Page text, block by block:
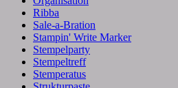
Ribba
Sale-a-Bration
Stampin' Write Marker
Stempelparty
Stempeltreff
Stemperatus